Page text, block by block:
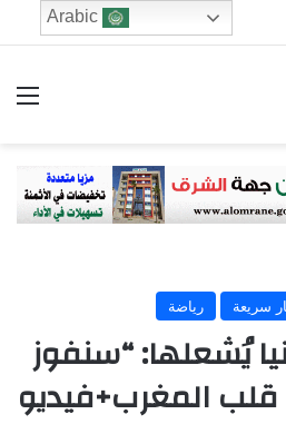
غرقًا في أحد الأودية بجماعة بوحلو
سريعة رياضة
يُشعلها: “سنفوز
قلب المغرب+فيديو
Arabic